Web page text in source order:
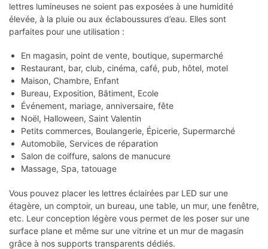
lettres lumineuses ne soient pas exposées à une humidité
élevée, à la pluie ou aux éclaboussures d’eau. Elles sont
parfaites pour une utilisation :
En magasin, point de vente, boutique, supermarché
Restaurant, bar, club, cinéma, café, pub, hôtel, motel
Maison, Chambre, Enfant
Bureau, Exposition, Bâtiment, Ecole
Événement, mariage, anniversaire, fête
Noël, Halloween, Saint Valentin
Petits commerces, Boulangerie, Épicerie, Supermarché
Automobile, Services de réparation
Salon de coiffure, salons de manucure
Massage, Spa, tatouage
Vous pouvez placer les lettres éclairées par LED sur une
étagère, un comptoir, un bureau, une table, un mur, une fenêtre,
etc. Leur conception légère vous permet de les poser sur une
surface plane et même sur une vitrine et un mur de magasin
grâce à nos supports transparents dédiés.